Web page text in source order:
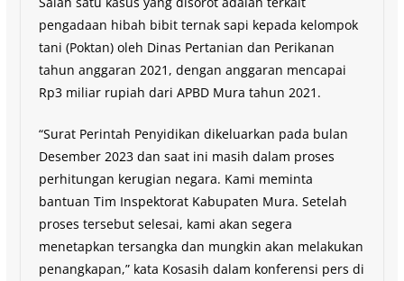
pengadaan hibah bibit ternak sapi kepada kelompok
tani (Poktan) oleh Dinas Pertanian dan Perikanan
tahun anggaran 2021, dengan anggaran mencapai
Rp3 miliar rupiah dari APBD Mura tahun 2021.
“Surat Perintah Penyidikan dikeluarkan pada bulan
Desember 2023 dan saat ini masih dalam proses
perhitungan kerugian negara. Kami meminta
bantuan Tim Inspektorat Kabupaten Mura. Setelah
proses tersebut selesai, kami akan segera
menetapkan tersangka dan mungkin akan melakukan
penangkapan,” kata Kosasih dalam konferensi pers di